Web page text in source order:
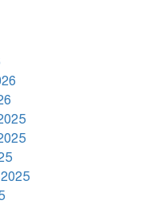
বৃষ্টি থামার নাম নেই,